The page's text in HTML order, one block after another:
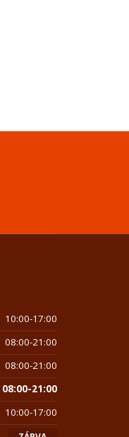
10:00-17:00
08:00-21:00
08:00-21:00
08:00-21:00
10:00-17:00